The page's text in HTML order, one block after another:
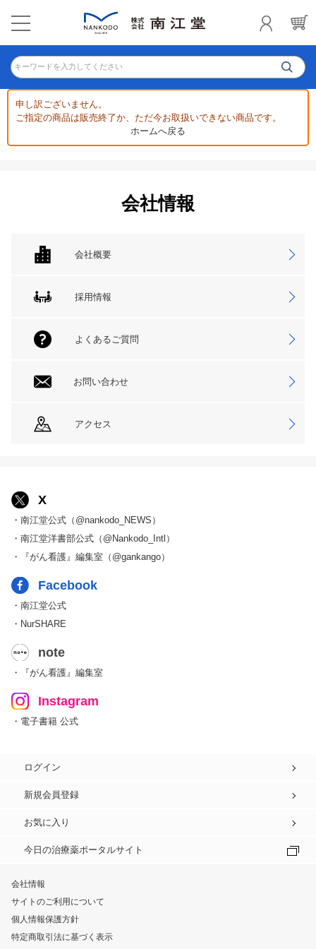
キーワードを入力してください
申し訳ございません。
ご指定の商品は販売終了か、ただ今お取扱いできない商品です。
ホームへ戻る
会社情報
会社概要
採用情報
よくあるご質問
お問い合わせ
アクセス
X
・南江堂公式（@nankodo_NEWS）
・南江堂洋書部公式（@Nankodo_Intl）
・『がん看護』編集室（@gankango）
Facebook
・南江堂公式
・NurSHARE
note
・『がん看護』編集室
Instagram
・電子書籍 公式
ログイン
新規会員登録
お気に入り
今日の治療薬ポータルサイト
会社情報
サイトのご利用について
個人情報保護方針
特定商取引法に基づく表示